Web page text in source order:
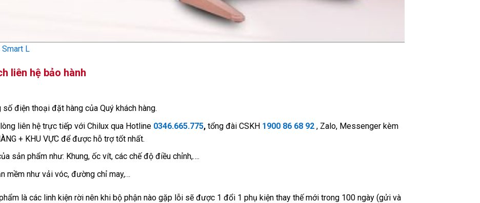
L
liên hệ bảo hành
điện thoại đặt hàng của Quý khách hàng.
liên hệ trực tiếp với Chilux qua Hotline 0346.665.775,tổng đài CSKH 1900 86 68 92, Zalo, Messenger kèm
+ KHU VỰC để được hỗ trợ tốt nhất.
sản phẩm như: Khung, ốc vít, các chế độ điều chỉnh,….
mềm như vải vóc, đường chỉ may,…
là các linh kiện rời nên khi bộ phận nào gặp lỗi sẽ được 1 đổi 1 phụ kiện thay thế mới trong 100 ngày (gửi và